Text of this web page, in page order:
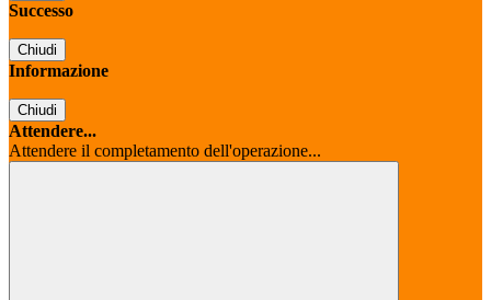
Successo
Chiudi
Informazione
Chiudi
Attendere...
Attendere il completamento dell'operazione...